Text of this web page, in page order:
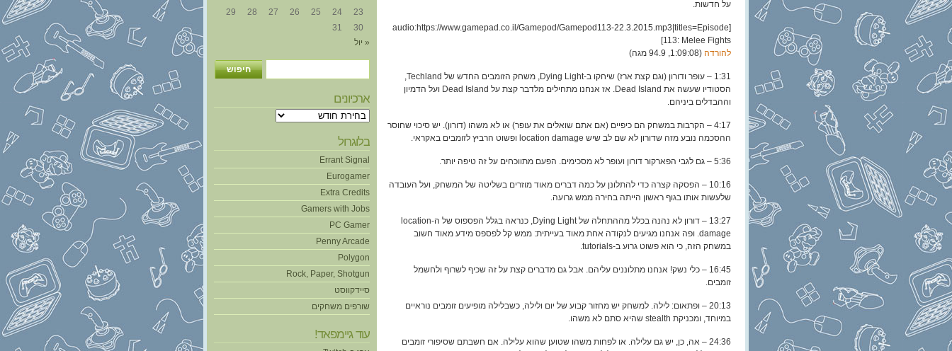
על חדשות.
[audio:https://www.gamepad.co.il/Gamepod/Gamepod113-22.3.2015.mp3|titles=Episode
113: Melee Fights]
להורדה (1:09:08, 94.9 מגה)
1:31 – עופר ודורון (וגם קצת ארז) שיחקו ב-Dying Light, משחק הזומבים החדש של Techland,
הסטודיו שעשה את Dead Island. אז אנחנו מתחילים מלדבר קצת על Dead Island ועל הדמיון
וההבדלים ביניהם.
4:17 – הקרבות במשחק הם כיפיים (אם אתם שואלים את עופר) או לא משהו (דורון). יש סיכוי שחוסר
ההסכמה נובע מזה שדורון לא שם לב שיש location damage ופשוט הרביץ לזומבים באקראי.
5:36 – גם לגבי הפארקור דורון ועופר לא מסכימים. הפעם מתווכחים על זה טיפה יותר.
10:16 – הפסקה קצרה כדי להתלונן על כמה דברים מאוד מוזרים בשליטה של המשחק, ועל העובדה
שלעשות אותו בגוף ראשון הייתה בחירה ממש גרועה.
13:27 – דורון לא נהנה בכלל מההתחלה של Dying Light, כנראה בגלל הפספוס של ה-location
damage. ופה אנחנו מגיעים לנקודה אחת מאוד בעייתית: ממש קל לפספס מידע מאוד חשוב
במשחק הזה, כי הוא פשוט גרוע ב-tutorials.
16:45 – כלי נשק! אנחנו מתלוננים עליהם. אבל גם מדברים קצת על זה שכיף לשרוף ולחשמל
זומבים.
20:13 – ופתאום: לילה. למשחק יש מחזור קבוע של יום ולילה, כשבלילה מופיעים זומבים נוראיים
במיוחד, ומכניקת stealth שהיא סתם לא משהו.
24:36 – אה, כן, יש גם עלילה. או לפחות משהו שטוען שהוא עלילה. אם חשבתם שסיפורי זומבים
23
24
25
26
27
28
29
30
31
« יול
ארכיונים
ארכיונים
בלוגרול
Errant Signal
Eurogamer
Extra Credits
Gamers with Jobs
PC Gamer
Penny Arcade
Polygon
Rock, Paper, Shotgun
סיידקווסט
שורפים משחקים
עוד גיימפאד!